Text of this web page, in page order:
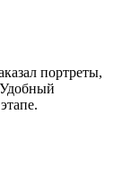
портреты,